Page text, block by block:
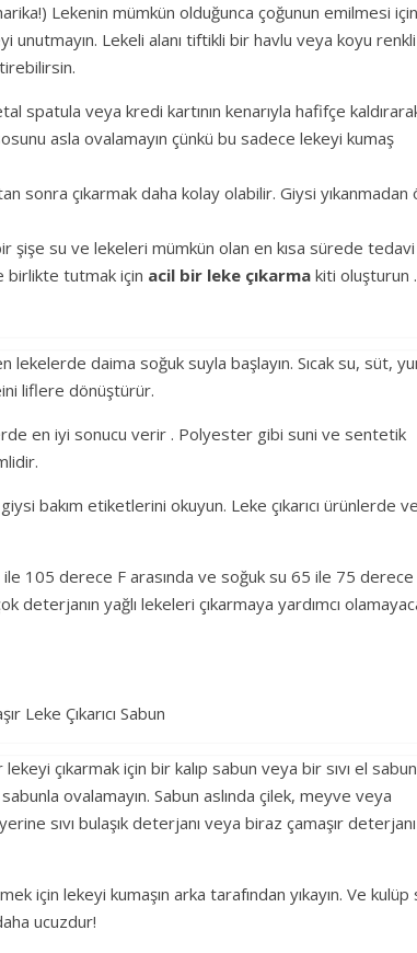
Lekenin mümkün olduğunca çoğunun emilmesi için
unutmayın. Lekeli alanı tiftikli bir havlu veya koyu
spatula veya kredi kartının kenarıyla hafifçe
asla ovalamayın çünkü bu sadece lekeyi kumaş
sonra çıkarmak daha kolay olabilir. Giysi yıkanmadan
şişe su ve lekeleri mümkün olan en kısa sürede tedavi
birlikte tutmak için acil bir leke çıkarma kiti oluşturun .
lekelerde daima soğuk suyla başlayın. Sıcak su, süt,
liflere dönüştürür.
en iyi sonucu verir . Polyester gibi suni ve sentetik
bakım etiketlerini okuyun. Leke çıkarıcı ürünlerde ve
ile 105 derece F arasında ve soğuk su 65 ile 75 derece
deterjanın yağlı lekeleri çıkarmaya yardımcı
çıkarmak için bir kalıp sabun veya bir sıvı el
ovalamayın. Sabun aslında çilek, meyve veya
sıvı bulaşık deterjanı veya biraz çamaşır deterjanı
için lekeyi kumaşın arka tarafından yıkayın. Ve kulüp
ucuzdur!